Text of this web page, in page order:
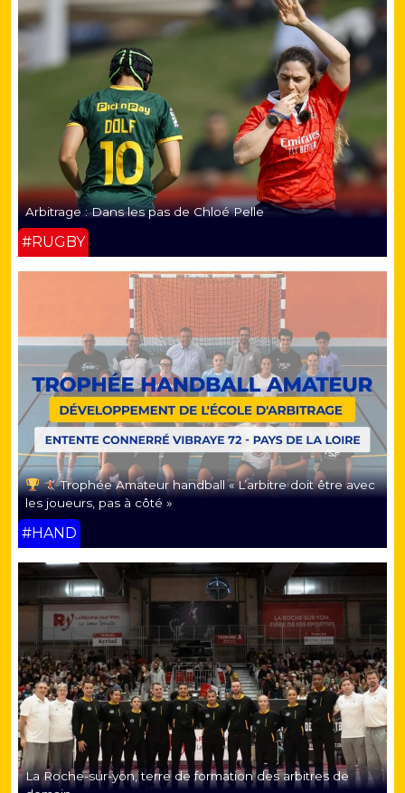
Arbitrage : Dans les pas de Chloé Pelle
#RUGBY
Trophée Amateur handball « L’arbitre doit être avec
les joueurs, pas à côté »
#HAND
La Roche-sur-yon, terre de formation des arbitres de